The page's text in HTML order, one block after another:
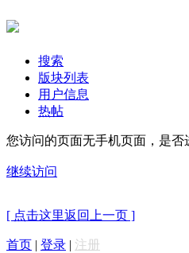
搜索
版块列表
用户信息
热帖
您访问的页面无手机页面，是否
继续访问
[ 点击这里返回上一页 ]
首页 | 登录 | 注册